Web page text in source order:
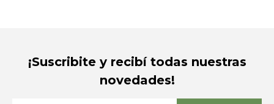
¡Suscribite y recibí todas nuestras
novedades!